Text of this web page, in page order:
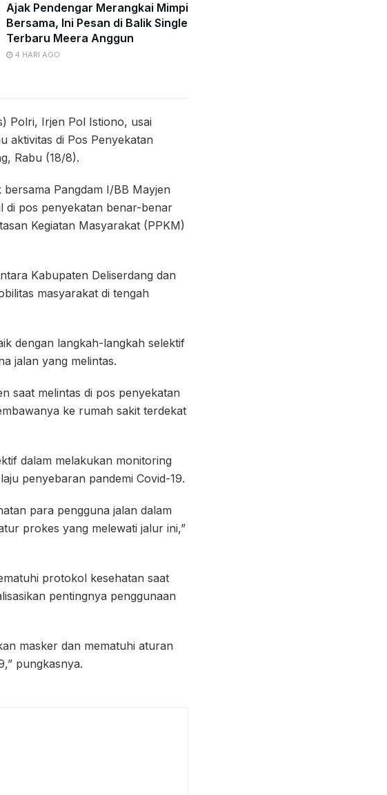
Ajak Pendengar Merangkai Mimpi
Bersama, Ini Pesan di Balik Single
Terbaru Meera Anggun
4 HARI AGO
Polri, Irjen Pol Istiono, usai
aktivitas di Pos Penyekatan
Rabu (18/8).
Pangdam I/BB Mayjen
di pos penyekatan benar-benar
Kegiatan Masyarakat (PPKM)
Kabupaten Deliserdang dan
masyarakat di tengah
dengan langkah-langkah selektif
jalan yang melintas.
saat melintas di pos penyekatan
ke rumah sakit terdekat
dalam melakukan monitoring
penyebaran pandemi Covid-19.
para pengguna jalan dalam
prokes yang melewati jalur ini,”
protokol kesehatan saat
pentingnya penggunaan
masker dan mematuhi aturan
pungkasnya.